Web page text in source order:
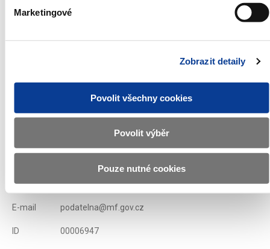
Marketingové
Zobrazit detaily
Povolit všechny cookies
Povolit výběr
Pouze nutné cookies
Next Issuance Calendar will be published 19. 10. 2015
Phone +420 257 041 111
E-mail podatelna@mf.gov.cz
ID 00006947